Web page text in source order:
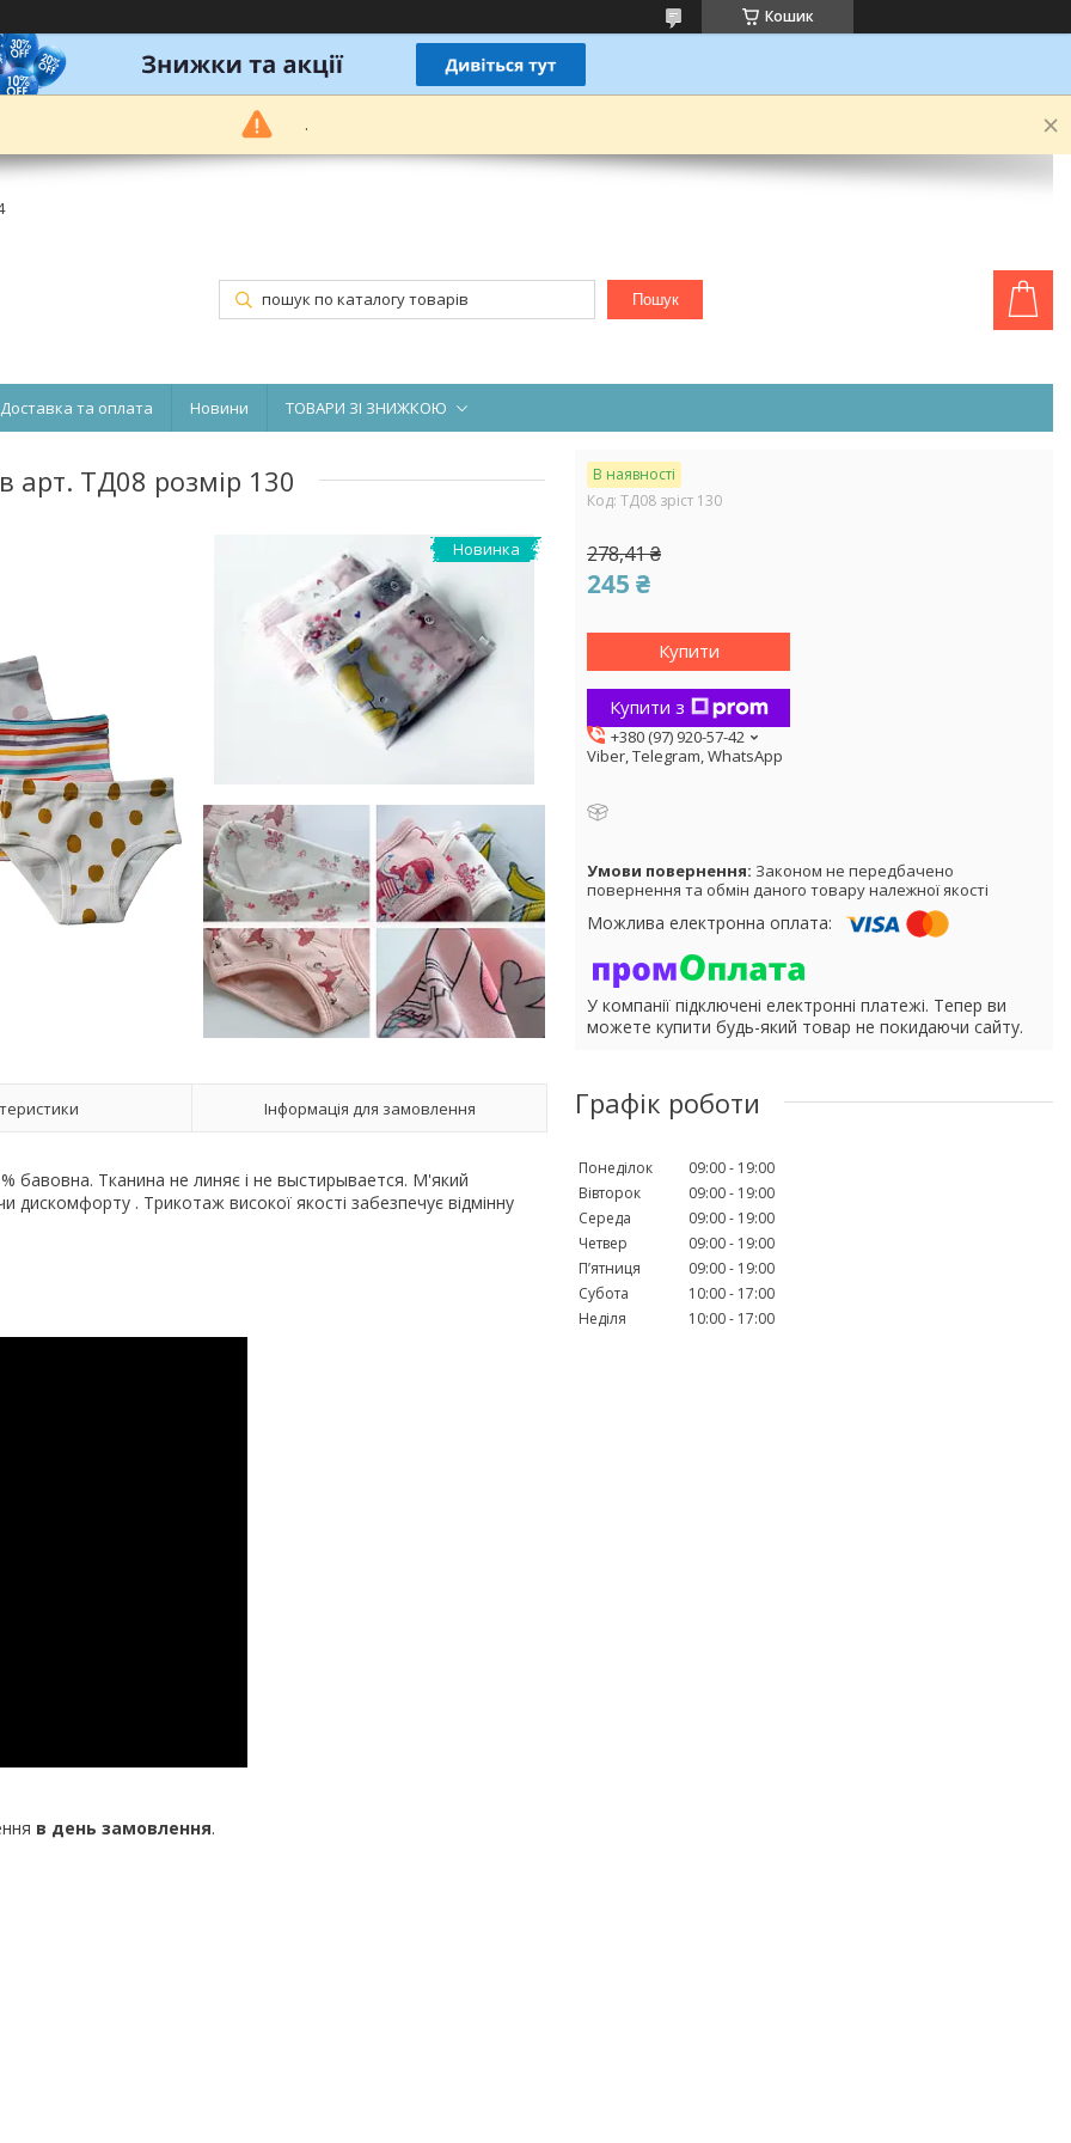
Кошик
.
Пошук
Доставка та оплата Новини ТОВАРИ ЗІ ЗНИЖКОЮ
арт. ТД08 розмір 130
Новинка
Інформація для замовлення
бавовна. Тканина не линяє і не выстирывается. М'який
дискомфорту . Трикотаж високої якості забезпечує відмінну
в день замовлення.
В наявності
Код: ТД08 зріст 130
278,41 ₴
245 ₴
Купити
Купити з
+380 (97) 920-57-42
Viber, Telegram, WhatsApp
Законом не передбачено
повернення та обмін даного товару належної якості
У компанії підключені електронні платежі. Тепер ви
можете купити будь-який товар не покидаючи сайту.
Графік роботи
Понеділок 09:00
19:00
Вівторок
09:00
19:00
Середа
09:00
19:00
Четвер
09:00
19:00
Пʼятниця
09:00
19:00
Субота
10:00
17:00
Неділя
10:00 17:00